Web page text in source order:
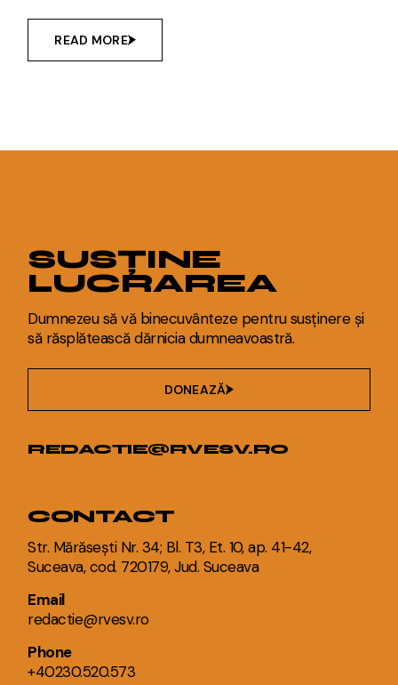
READ MORE
SUSȚINE
LUCRAREA
Dumnezeu să vă binecuvânteze pentru susținere și
să răsplătească dărnicia dumneavoastră.
DONEAZĂ
REDACTIE@RVESV.RO
CONTACT
Str. Mărăsești Nr. 34; Bl. T3, Et. 10, ap. 41-42,
Suceava, cod. 720179, Jud. Suceava
Email
redactie@rvesv.ro
Phone
+40230.520.573